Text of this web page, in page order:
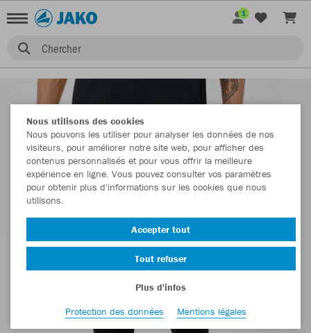
Chercher
1
Nous utilisons des cookies
Nous pouvons les utiliser pour analyser les données de nos
visiteurs, pour améliorer notre site web, pour afficher des
contenus personnalisés et pour vous offrir la meilleure
expérience en ligne. Vous pouvez consulter vos paramètres
pour obtenir plus d'informations sur les cookies que nous
utilisons.
Accepter tout
Tout refuser
Plus d'infos
Protection des données
Mentions légales